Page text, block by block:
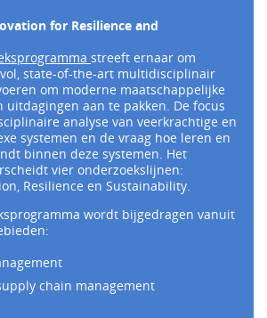
for Resilience and
streeft ernaar om
state-of-the-art multidisciplinair
om moderne maatschappelijke
uitdagingen aan te pakken. De focus
analyse van veerkrachtige en
systemen en de vraag hoe leren en
binnen deze systemen. Het
vier onderzoekslijnen:
Resilience en Sustainability.
wordt bijgedragen vanuit
chain management